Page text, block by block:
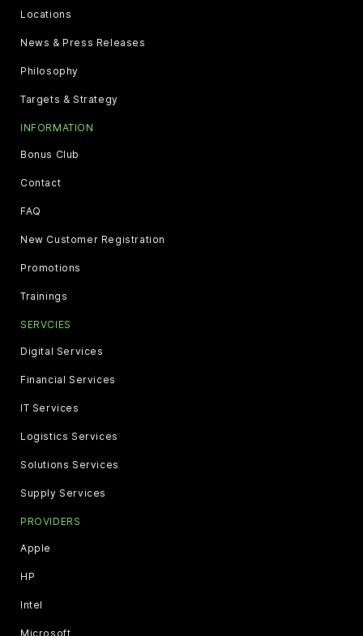
Locations
News & Press Releases
Philosophy
Targets & Strategy
INFORMATION
Bonus Club
Contact
FAQ
New Customer Registration
Promotions
Trainings
SERVCIES
Digital Services
Financial Services
IT Services
Logistics Services
Solutions Services
Supply Services
PROVIDERS
Apple
HP
Intel
Microsoft